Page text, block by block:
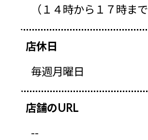
（１４時から１７時まで
店休日
毎週月曜日
店舗のURL
--